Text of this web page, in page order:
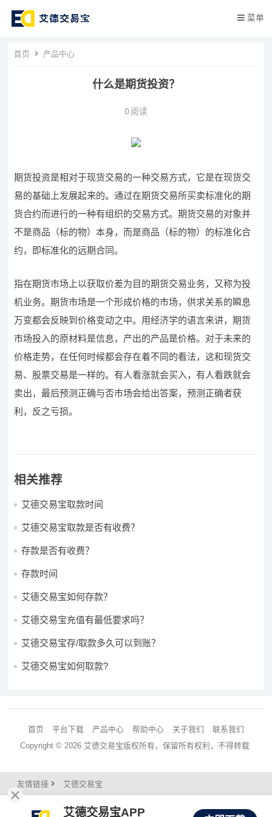
菜单
首页 产品中心
什么是期货投资？
0 阅读
期货投资是相对于现货交易的一种交易方式，它是在现货交
易的基础上发展起来的。通过在期货交易所买卖标准化的期
货合约而进行的一种有组织的交易方式。期货交易的对象并
不是商品（标的物）本身，而是商品（标的物）的标准化合
约，即标准化的远期合同。
指在期货市场上以获取价差为目的期货交易业务，又称为投
机业务。期货市场是一个形成价格的市场，供求关系的瞬息
万变都会反映到价格变动之中。用经济学的语言来讲，期货
市场投入的原材料是信息，产出的产品是价格。对于未来的
价格走势，在任何时候都会存在着不同的看法，这和现货交
易、股票交易是一样的。有人看涨就会买入，有人看跌就会
卖出，最后预测正确与否市场会给出答案，预测正确者获
利，反之亏损。
相关推荐
艾德交易宝取款时间
艾德交易宝取款是否有收费？
存款是否有收费？
存款时间
艾德交易宝如何存款？
艾德交易宝充值有最低要求吗？
艾德交易宝存/取款多久可以到账？
艾德交易宝如何取款?
首页 平台下载 产品中心 帮助中心 关于我们
联系我们
Copyright © 2026 艾德交易宝版权所有，保留所有权利，不得转载
友情链接 艾德交易宝
艾德交易宝APP